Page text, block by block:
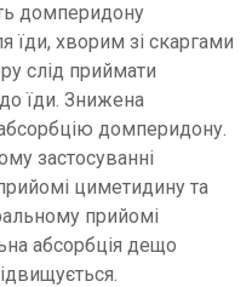
домперидону
їди, хворим зі скаргами
слід приймати
їди. Знижена
домперидону.
застосуванні
циметидину та
прийомі
абсорбція дещо